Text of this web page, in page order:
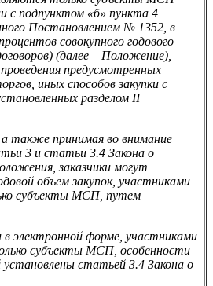
с подпунктом «б» пункта 4
Постановлением № 1352, в
совокупного годового
(далее – Положение),
предусмотренных
иных способов закупки с
разделом II
также принимая во внимание
3 и статьи 3.4 Закона о
заказчики могут
объем закупок, участниками
субъекты МСП, путем
в электронной форме, участниками
субъекты МСП, особенности
статьей 3.4 Закона о